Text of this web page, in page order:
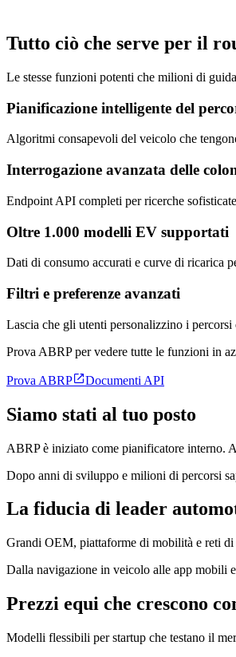
Tutto ciò che serve per il
Le stesse funzioni potenti che milioni di
Pianificazione intelligente del
Algoritmi consapevoli del veicolo che
Interrogazione avanzata delle
Endpoint API completi per ricerche
Oltre 1.000 modelli EV supportati
Dati di consumo accurati e curve di ricarica
Filtri e preferenze avanzati
Lascia che gli utenti personalizzino i
Prova ABRP per vedere tutte le funzioni in
Prova ABRPDocumenti API
Siamo stati al tuo posto
ABRP è iniziato come pianificatore interno.
Dopo anni di sviluppo e milioni di percorsi
La fiducia di leader
Grandi OEM, piattaforme di mobilità e reti
Dalla navigazione in veicolo alle app mobili
Prezzi equi che crescono
Modelli flessibili per startup che testano il